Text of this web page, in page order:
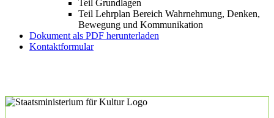
Teil Grundlagen
Teil Lehrplan Bereich Wahrnehmung, Denken,
Bewegung und Kommunikation
Dokument als PDF herunterladen
Kontaktformular